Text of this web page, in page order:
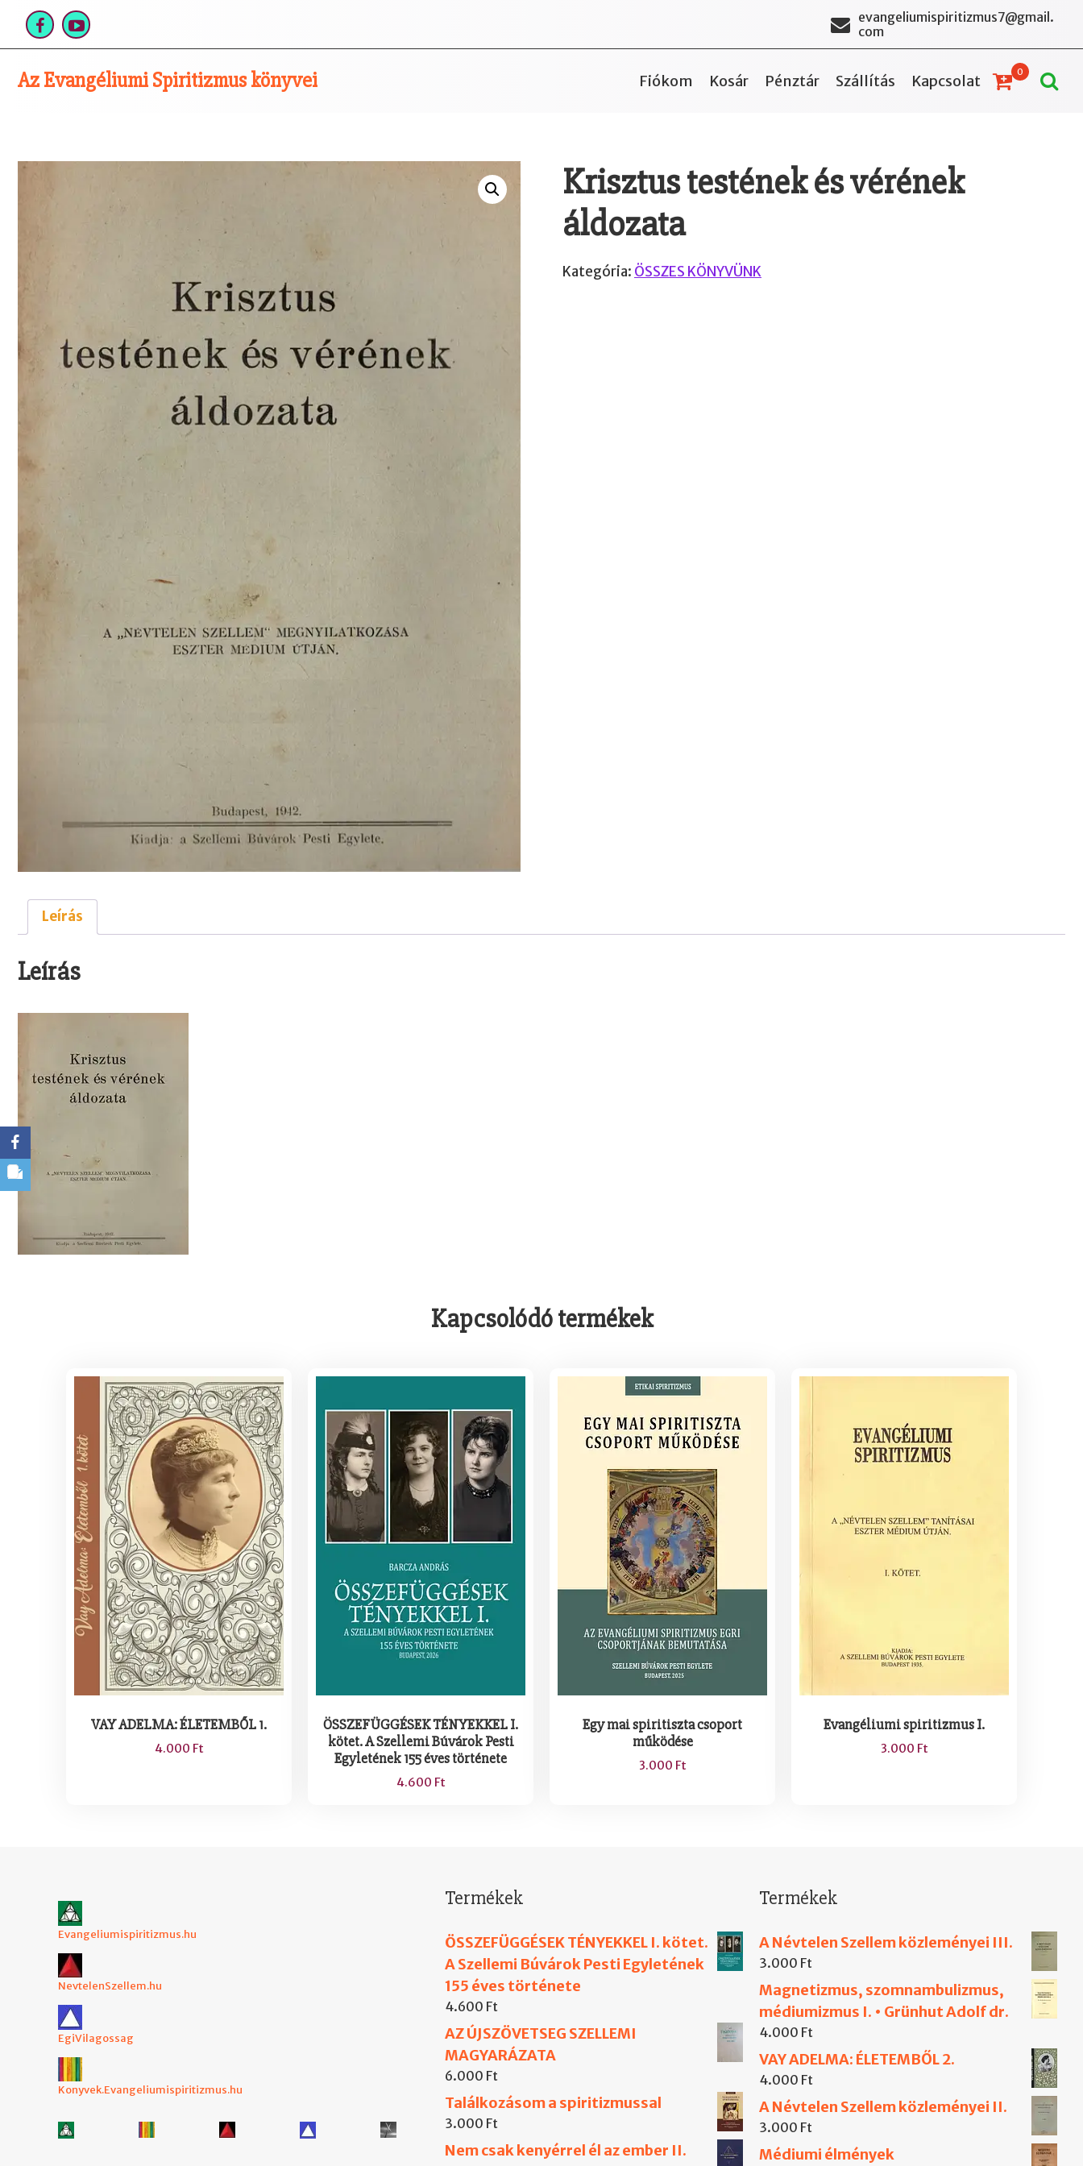
content
evangeliumispiritizmus7@gmail.
com
Az Evangéliumi Spiritizmus könyvei Fiókom Kosár Pénztár Szállítás Kapcsolat 0
Krisztus testének és vérének
áldozata
Kategória: ÖSSZES KÖNYVÜNK
Leírás
Leírás
Kapcsolódó termékek
VAY ADELMA: ÉLETEMBŐL 1.
4.000 Ft
ÖSSZEFÜGGÉSEK TÉNYEKKEL I.
kötet. A Szellemi Búvárok Pesti
Egyletének 155 éves története
4.600 Ft
Egy mai spiritiszta csoport
működése
3.000 Ft
Evangéliumi spiritizmus I.
3.000 Ft
Evangeliumispiritizmus.hu
NevtelenSzellem.hu
EgiVilagossag
Konyvek.Evangeliumispiritizmus.hu
Termékek
ÖSSZEFÜGGÉSEK TÉNYEKKEL I. kötet.
A Szellemi Búvárok Pesti Egyletének
155 éves története
4.600 Ft
AZ ÚJSZÖVETSEG SZELLEMI
MAGYARÁZATA
6.000 Ft
Találkozásom a spiritizmussal
3.000 Ft
Nem csak kenyérrel él az ember II.
Termékek
A Névtelen Szellem közleményei III.
3.000 Ft
Magnetizmus, szomnambulizmus,
médiumizmus I. • Grünhut Adolf dr.
4.000 Ft
VAY ADELMA: ÉLETEMBŐL 2.
4.000 Ft
A Névtelen Szellem közleményei II.
3.000 Ft
Médiumi élmények